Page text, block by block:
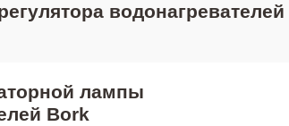
водонагревателей
лампы
Bork